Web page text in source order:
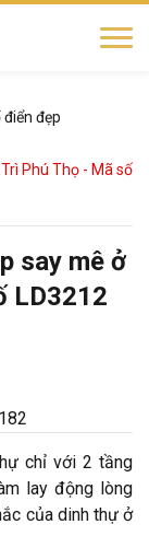
đẹp
Phú Thọ - Mã số
say mê ở
LD3212
chỉ với 2 tầng
lay động lòng
của dinh thự ở